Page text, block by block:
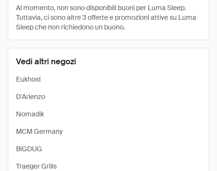
Vedi altri negozi
Eukhost
D'Arienzo
Nomadik
MCM Germany
BiGDUG
Traeger Grills
Al momento, non sono disponibili buoni per Luma Sleep.
Tuttavia, ci sono altre 3 offerte e promozioni attive su Luma
Sleep che non richiedono un buono.